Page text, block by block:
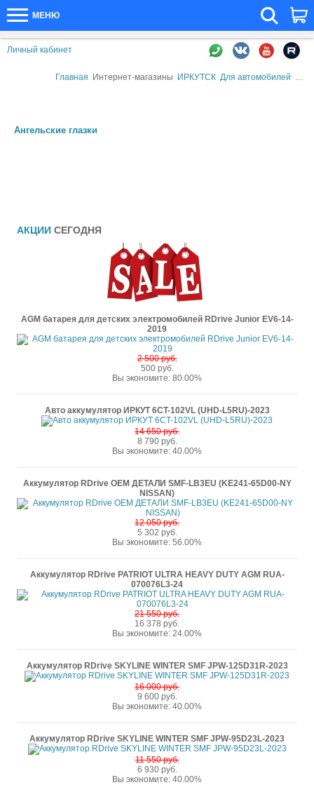
МЕНЮ
Личный кабинет
Главная Интернет-магазины ИРКУТСК Для автомобилей
Ангельские глазки
АКЦИИ СЕГОДНЯ
AGM батарея для детских электромобилей RDrive Junior EV6-14-
2019
2 500 руб.
500 руб.
Вы экономите: 80.00%
Авто аккумулятор ИРКУТ 6CT-102VL (UHD-L5RU)-2023
14 650 руб.
8 790 руб.
Вы экономите: 40.00%
Аккумулятор RDrive OEM ДЕТАЛИ SMF-LB3EU (KE241-65D00-NY
NISSAN)
12 050 руб.
5 302 руб.
Вы экономите: 56.00%
Аккумулятор RDrive PATRIOT ULTRA HEAVY DUTY AGM RUA-
070076L3-24
21 550 руб.
16 378 руб.
Вы экономите: 24.00%
Аккумулятор RDrive SKYLINE WINTER SMF JPW-125D31R-2023
16 000 руб.
9 600 руб.
Вы экономите: 40.00%
Аккумулятор RDrive SKYLINE WINTER SMF JPW-95D23L-2023
11 550 руб.
6 930 руб.
Вы экономите: 40.00%